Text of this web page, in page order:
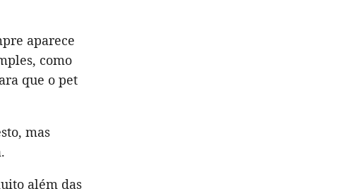
aparece
como
que o pet
mas
além das